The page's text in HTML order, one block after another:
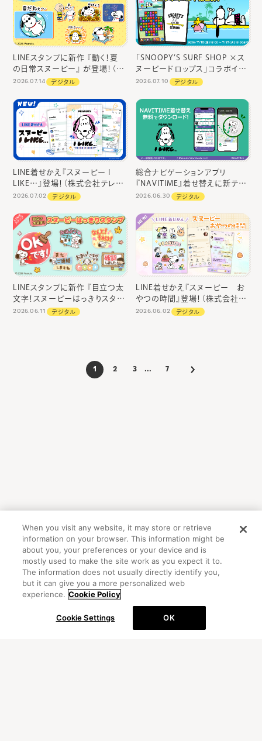
LINEスタンプに新作 『動く！夏
の日常スヌーピー』 が登場！（株
式会社テレビ東京コミュニケー
2026.07.14 デジタル
「SNOOPY’S SURF SHOP ×ス
ヌーピードロップス」コラボイベ
ント第２弾（株式会社カプコン）
2026.07.10 デジタル
LINE着せかえ『スヌーピー I
LIKE…』登場！（株式会社テレビ
東京コミュニケーションズ）
2026.07.02 デジタル
総合ナビゲーションアプリ
『NAVITIME』着せ替えに新テー
マ「スヌーピー（I LIKE…）」が登
ニケーションズ）
2026.06.30 デジタル
LINEスタンプに新作 『目立つ太
文字！スヌーピーはっきりスタン
プ』 が登場！（株式会社テレビ東
2026.06.11 デジタル
LINE着せかえ『スヌーピー お
やつの時間』登場！（株式会社テ
レビ東京コミュニケーションズ）
2026.06.02 デジタル
1 2 3 ... 7
OFFICIAL ACCOUNT
When you visit any website, it may store or retrieve
information on your browser. This information might be
about you, your preferences or your device and is
mostly used to make the site work as you expect it to.
The information does not usually directly identify you,
but it can give you a more personalized web
experience. Cookie Policy
Cookie Settings OK